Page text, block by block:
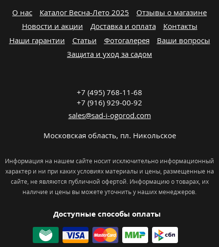
О нас Каталог Весна-Лето 2025
Отзывы о магазине
Новости и акции
Доставка и оплата
Контакты
Наши гарантии
Статьи Фотогалерея
Ваши вопросы
Защита и уход за садом
Доступные способы оплаты
+7 (495) 768-11-68
+7 (916) 929-00-92
sales@sad-i-ogorod.com
Московская область, пл. Никольcкое
Информация на нашем сайте носит исключительно информационный
характер и ни при каких условиях материалы и цены, размещенные на
сайте, не являются публичной офертой. Информацию о товарах, их
наличие и цены вы можете уточнить у наших менеджеров.